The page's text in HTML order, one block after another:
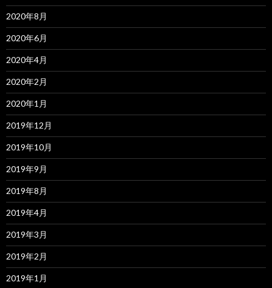
2020年8月
2020年6月
2020年4月
2020年2月
2020年1月
2019年12月
2019年10月
2019年9月
2019年8月
2019年4月
2019年3月
2019年2月
2019年1月